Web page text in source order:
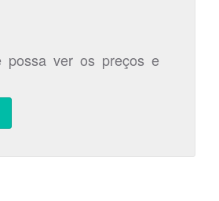
possa ver os preços e